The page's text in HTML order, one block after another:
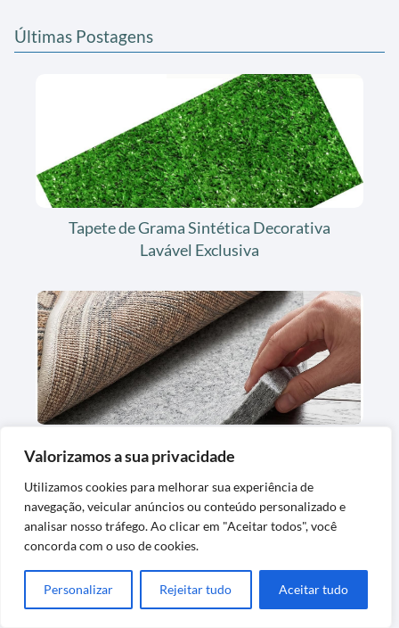
Valorizamos a sua privacidade
Utilizamos cookies para melhorar sua experiência de
navegação, veicular anúncios ou conteúdo personalizado e
analisar nosso tráfego. Ao clicar em "Aceitar todos", você
concorda com o uso de cookies.
Personalizar Rejeitar tudo Aceitar tudo
Últimas Postagens
Tapete de Grama Sintética Decorativa
Lavável Exclusiva
Confortável e Protetor